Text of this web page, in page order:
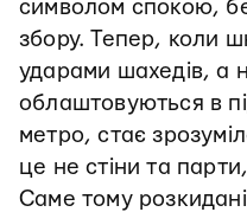
символом спокою,
збору. Тепер, коли
ударами шахедів, а
облаштовуються в
метро, стає
це не стіни та парти,
Саме тому